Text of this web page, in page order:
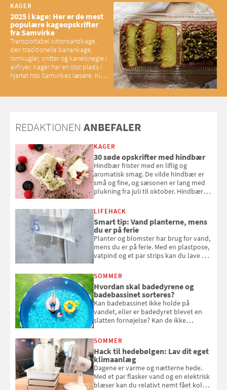
KAGER
2025 i kage: Her er de mest
populære kageopskrifter
fra Samvirke
Transportabel citronsandkage,
den traditionelle banankage,
romkugler, snitter og kanelsnegle i
airfryer. Kager har en stor plads i
hjertet hos Samvirkes læsere. Kig
REDAKTIONEN ANBEFALER
KAGER
30 søde opskrifter med hindbær
Hindbær frister med en liflig og
aromatisk smag. De vilde hindbær er
små og fine, og sæsonen er lang med
plukning fra juli til oktober. Hindbær
kan bruge dine hindbær i alt fra
bagværk og salater til is og syltning.
LIFEHACK
Smart tip: Vand planterne, mens
du er på ferie
Planter og blomster har brug for vand,
mens du er på ferie. Med en plastpose,
vatpind og et par strips kan du lave dit
at bede naboen om at vande eller
komme hjem til døde planter
SOMMER
Hvordan skal badedyrene og
badebassinet sorteres?
Kan badebassinet ikke holde på
vandet, eller er badedyret blevet en
slatten fornøjelse? Kan de ikke
opmærksom, når du smider
badebassinet eller et badedyr ud
SOMMER
Hack til hedebølgen: Lav dit eget
klimaanlæg
Dagene er varme og nætterne hede.
Med et par flasker vand og en elektrisk
blæser kan du relativt nemt fået koldt